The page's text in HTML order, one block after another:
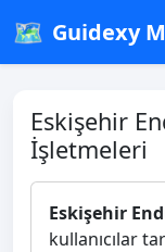
🗺️ Guidexy
Eskişehir
İşletmeleri
Eskişehir
kullanıcılar